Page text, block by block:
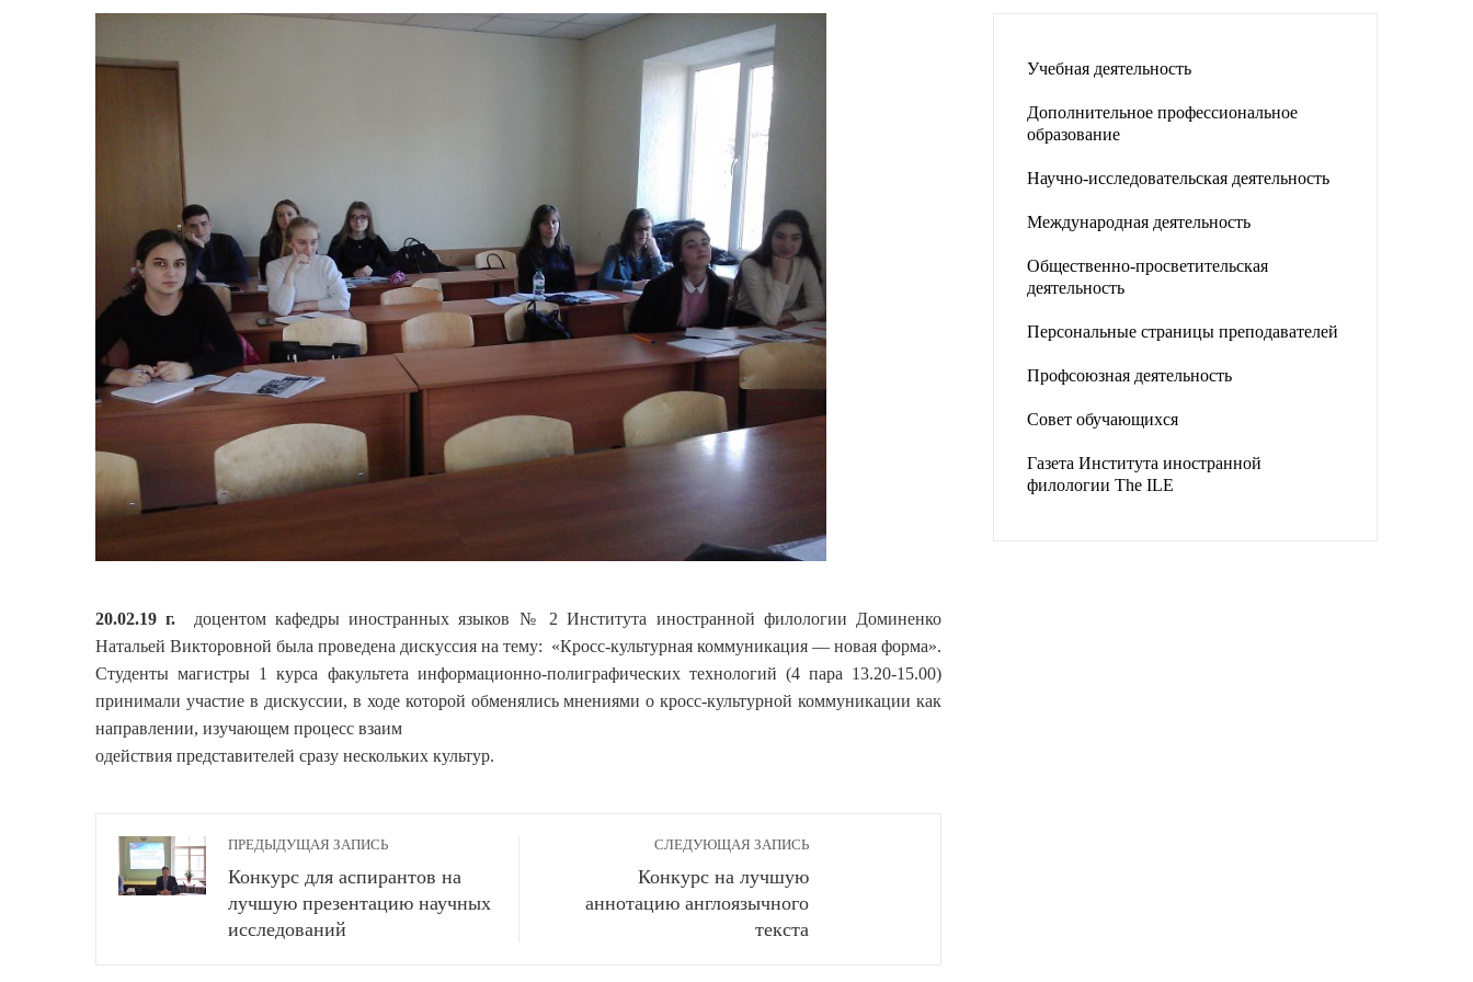
20.02.19 г. доцентом кафедры иностранных языков № 2 Института иностранной филологии Доминенко
Натальей Викторовной была проведена дискуссия на тему: «Кросс-культурная коммуникация — новая форма».
Студенты магистры 1 курса факультета информационно-полиграфических технологий (4 пара 13.20-15.00)
принимали участие в дискуссии, в ходе которой обменялись мнениями о кросс-культурной коммуникации как
направлении, изучающем процесс взаим
одействия представителей сразу нескольких культур.
ПРЕДЫДУЩАЯ ЗАПИСЬ
Конкурс для аспирантов на
лучшую презентацию научных
исследований
СЛЕДУЮЩАЯ ЗАПИСЬ
Конкурс на лучшую
аннотацию англоязычного
текста
Учебная деятельность
Дополнительное профессиональное
образование
Научно-исследовательская деятельность
Международная деятельность
Общественно-просветительская
деятельность
Персональные страницы преподавателей
Профсоюзная деятельность
Совет обучающихся
Газета Института иностранной
филологии The ILE